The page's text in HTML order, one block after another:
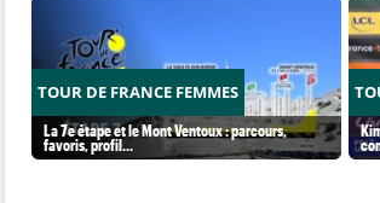
TOUR DE FRANCE FEMMES
La 7e étape et le Mont Ventoux : parcours,
favoris, profil…